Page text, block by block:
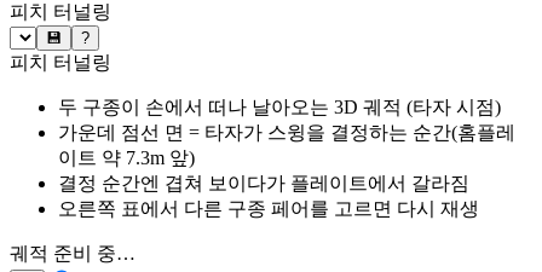
피치 터널링
💾 ?
피치 터널링
두 구종이 손에서 떠나 날아오는 3D 궤적 (타자 시점)
가운데 점선 면 = 타자가 스윙을 결정하는 순간(홈플레
이트 약 7.3m 앞)
결정 순간엔 겹쳐 보이다가 플레이트에서 갈라짐
오른쪽 표에서 다른 구종 페어를 고르면 다시 재생
궤적 준비 중…